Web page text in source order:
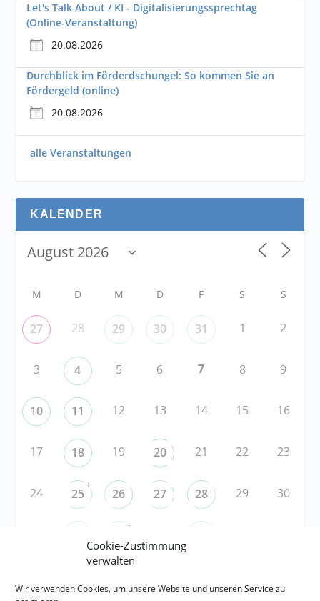
Cookie-Zustimmung
verwalten
Wir verwenden Cookies, um unsere Website und unseren Service zu
Let's Talk About / KI - Digitalisierungssprechtag
(Online-Veranstaltung)
20.08.2026
Durchblick im Förderdschungel: So kommen Sie an
Fördergeld (online)
20.08.2026
alle Veranstaltungen
KALENDER
M D M D F S S
27 28 29 30 31 1 2
3 4 5 6 7 8 9
10 11 12 13 14 15 16
17 18 19 20 21 22 23
24 25
+
26 27 28 29 30
+
RSS